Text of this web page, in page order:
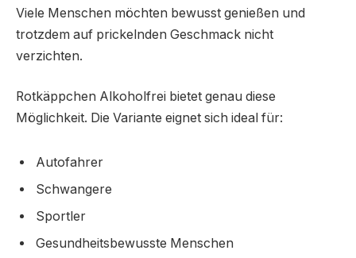
Viele Menschen möchten bewusst genießen und
trotzdem auf prickelnden Geschmack nicht
verzichten.
Rotkäppchen Alkoholfrei bietet genau diese
Möglichkeit. Die Variante eignet sich ideal für:
Autofahrer
Schwangere
Sportler
Gesundheitsbewusste Menschen